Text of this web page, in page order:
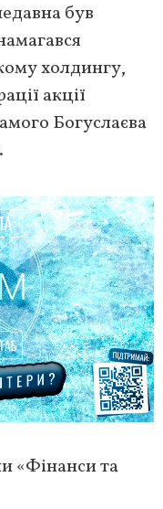
був
холдингу,
акції
Богуслаєва
«Фінанси та